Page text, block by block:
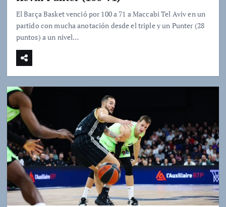
El Barça Basket venció por 100 a 71 a Maccabi Tel Aviv en un
partido con mucha anotación desde el triple y un Punter (28
puntos) a un nivel…